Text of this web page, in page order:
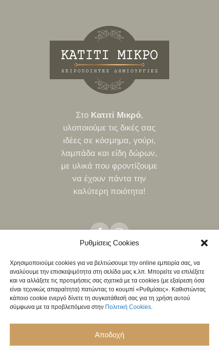
Ρυθμίσεις Cookies
Χρησιμοποιούμε cookies για να βελτιώσουμε την online εμπειρία σας, να
αναλύουμε την επισκεψιμότητα στη σελίδα μας κ.λπ. Μπορείτε να επιλέξετε
και να αλλάξετε τις προτιμήσεις σας σχετικά με τα cookies (με εξαίρεση όσα
είναι τεχνικώς απαραίτητα) πατώντας το κουμπί «Ρυθμίσεις». Καθιστώντας
κάποιο cookie ενεργό δίνετε τη συγκατάθεσή σας για τη χρήση αυτού
σύμφωνα με τα προβλεπόμενα στην Πολιτική Cookies.
Αποδοχή
Στο Κατιτί Μικρό,
υλοποιούμε τις δικές σας
ιδέες σε κόσμημα, γούρι,
λαμπάδα και είδη δώρων,
με υλικά που φροντίζουμε
να έχουν πάντα την
καλύτερη ποιότητα!
ΤΡΌΠΟΙ ΑΠΟΣΤΟΛΉΣΤΡΌΠΟΙ ΠΛΗΡΩΜΉΣΠΟΛΙΤΙΚΉ ΕΠΙΣΤΡΟΦΏΝ
ΧΟΝΔΡΙΚΉ
ΠΟΛΙΤΙΚΉ COOKIES